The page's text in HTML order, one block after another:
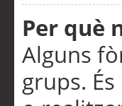
Per què
Alguns
grups.